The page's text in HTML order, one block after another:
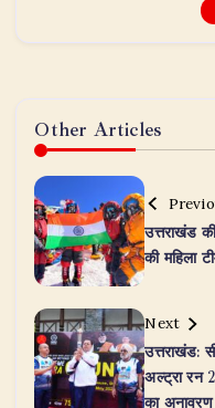
Other Articles
उत्तराखंड
की महिला
Next
उत्तराखंड:
अल्ट्रा रन
का अनावरण